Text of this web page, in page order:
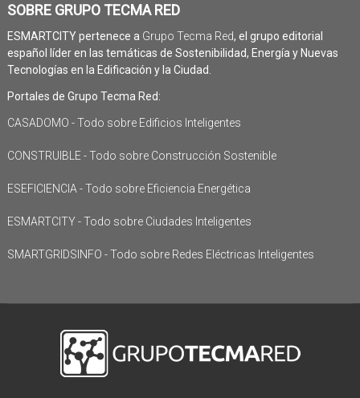
SOBRE GRUPO TECMA RED
ESMARTCITY pertenece a Grupo Tecma Red, el grupo editorial
español líder en las temáticas de Sostenibilidad, Energía y Nuevas
Tecnologías en la Edificación y la Ciudad.
Portales de Grupo Tecma Red:
CASADOMO - Todo sobre Edificios Inteligentes
CONSTRUIBLE - Todo sobre Construcción Sostenible
ESEFICIENCIA - Todo sobre Eficiencia Energética
ESMARTCITY - Todo sobre Ciudades Inteligentes
SMARTGRIDSINFO - Todo sobre Redes Eléctricas Inteligentes